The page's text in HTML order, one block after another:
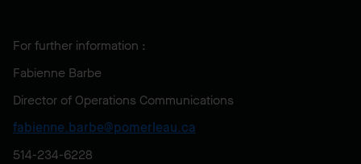
For further information :
Fabienne Barbe
Director of Operations Communications
fabienne.barbe@pomerleau.ca
514-234-6228